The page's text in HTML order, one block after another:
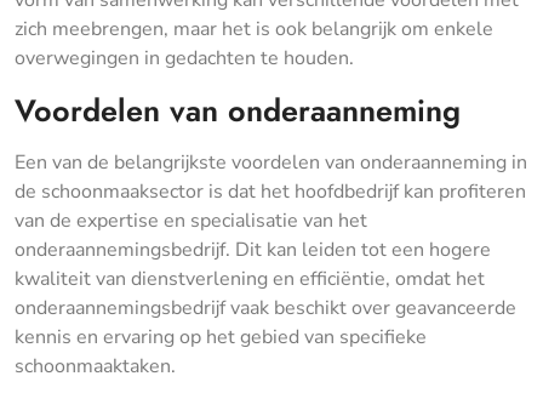
zich meebrengen, maar het is ook belangrijk om enkele
overwegingen in gedachten te houden.
Voordelen van onderaanneming
Een van de belangrijkste voordelen van onderaanneming in
de schoonmaaksector is dat het hoofdbedrijf kan profiteren
van de expertise en specialisatie van het
onderaannemingsbedrijf. Dit kan leiden tot een hogere
kwaliteit van dienstverlening en efficiëntie, omdat het
onderaannemingsbedrijf vaak beschikt over geavanceerde
kennis en ervaring op het gebied van specifieke
schoonmaaktaken.